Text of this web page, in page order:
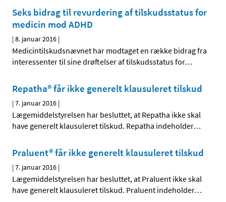
Seks bidrag til revurdering af tilskudsstatus for
medicin mod ADHD
|8. januar 2016 |
Medicintilskudsnævnet har modtaget en række bidrag fra
interessenter til sine drøftelser af tilskudsstatus for…
Repatha® får ikke generelt klausuleret tilskud
|7. januar 2016 |
Lægemiddelstyrelsen har besluttet, at Repatha ikke skal
have generelt klausuleret tilskud. Repatha indeholder…
Praluent® får ikke generelt klausuleret tilskud
|7. januar 2016 |
Lægemiddelstyrelsen har besluttet, at Praluent ikke skal
have generelt klausuleret tilskud. Praluent indeholder…